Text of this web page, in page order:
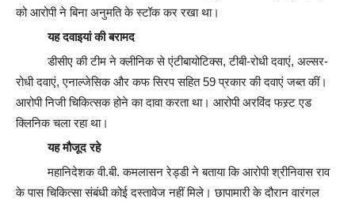
को आरोपी ने बिना अनुमति के स्टॉक कर रखा था।
यह दवाइयां की बरामद
डीसीए की टीम ने क्लीनिक से एंटीबायोटिक्स, टीबी-रोधी दवाएं, अल्सर-
रोधी दवाएं, एनाल्जेसिक और कफ सिरप सहित 59 प्रकार की दवाएं जब्त कीं।
आरोपी निजी चिकित्सक होने का दावा करता था। आरोपी अरविंद फस्र्ट एड
क्लिनिक चला रहा था।
यह मौजूद रहे
महानिदेशक वी.बी. कमलासन रेड्डी ने बताया कि आरोपी श्रीनिवास राव
के पास चिकित्सा संबंधी कोई दस्तावेज नहीं मिले। छापामारी के दौरान वारंगल